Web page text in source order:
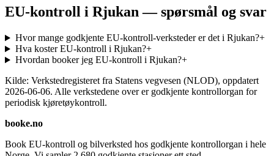
EU-kontroll i Rjukan — spørsmål og svar
Hvor mange godkjente EU-kontroll-verksteder er det i Rjukan?+
Hva koster EU-kontroll i Rjukan?+
Hvordan booker jeg EU-kontroll i Rjukan?+
Kilde: Verkstedregisteret fra Statens vegvesen (NLOD), oppdatert
2026-06-06. Alle verkstedene over er godkjente kontrollorgan for
periodisk kjøretøykontroll.
booke.no
Book EU-kontroll og bilverksted hos godkjente kontrollorgan i hele